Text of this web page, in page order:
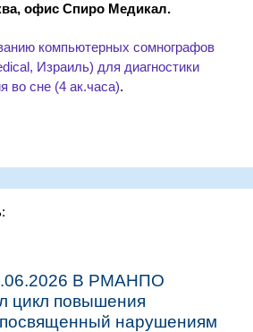
офис Спиро Медикал.
компьютерных сомнографов
Израиль) для диагностики
во сне (4 ак.часа).
В РМАНПО
цикл повышения
нарушениям